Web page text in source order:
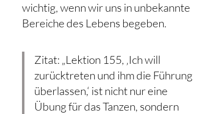
wichtig, wenn wir uns in unbekannte
Bereiche des Lebens begeben.
Zitat: „Lektion 155, ‚Ich will
zurücktreten und ihm die Führung
überlassen,‘ ist nicht nur eine
Übung für das Tanzen, sondern